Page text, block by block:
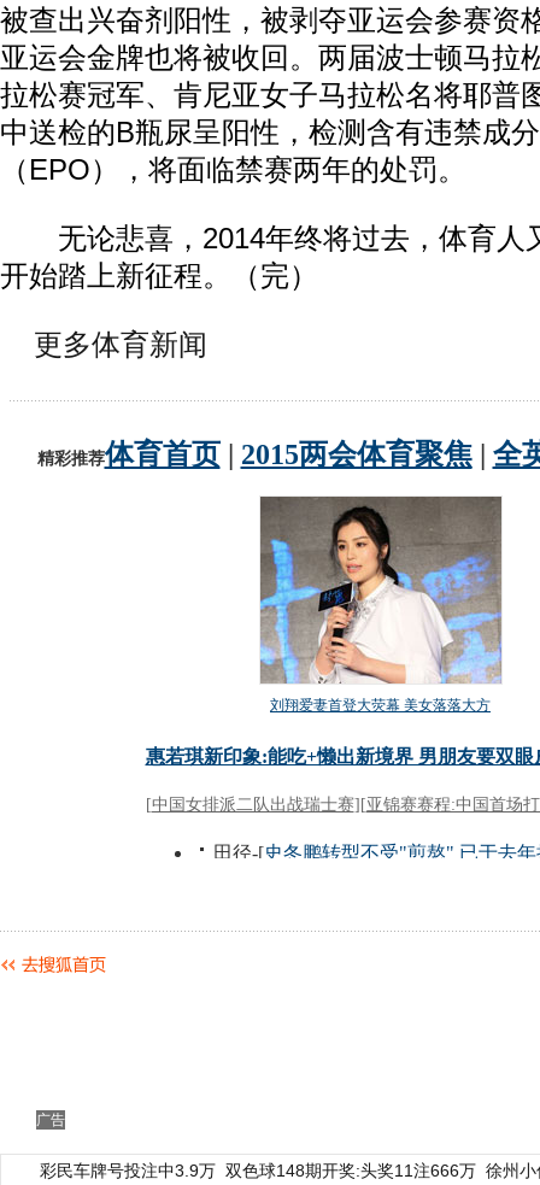
被查出兴奋剂阳性，被剥夺亚运会参赛资
亚运会金牌也将被收回。两届波士顿马拉
拉松赛冠军、肯尼亚女子马拉松名将耶普
中送检的B瓶尿呈阳性，检测含有违禁成
（EPO），将面临禁赛两年的处罚。
无论悲喜，2014年终将过去，体育人
开始踏上新征程。（完）
更多体育新闻
广告
彩民车牌号投注中3.9万 双色球148期开奖:头奖11注666万 徐州